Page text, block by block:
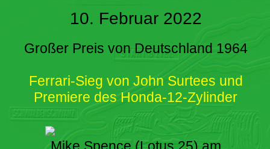
10. Februar 2022
Großer Preis von Deutschland 1964
Ferrari-Sieg von John Surtees und
Premiere des Honda-12-Zylinder
Mike Spence (Lotus 25) am